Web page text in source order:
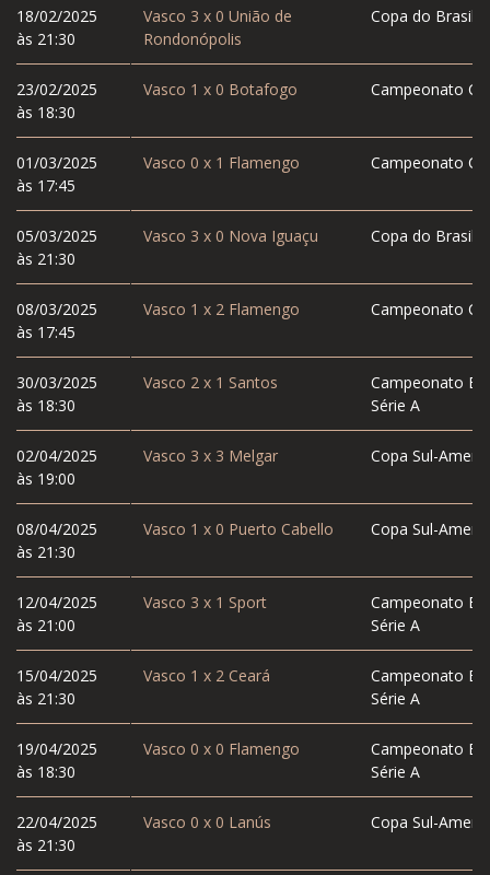
18/02/2025
às 21:30
23/02/2025
às 18:30
01/03/2025
às 17:45
05/03/2025
às 21:30
08/03/2025
às 17:45
30/03/2025
às 18:30
02/04/2025
às 19:00
08/04/2025
às 21:30
12/04/2025
às 21:00
15/04/2025
às 21:30
19/04/2025
às 18:30
22/04/2025
às 21:30
Vasco 3 x 0 União de
Rondonópolis
Copa do Brasil
Vasco 1 x 0 Botafogo Campeonato
Vasco 0 x 1 Flamengo Campeonato
Vasco 3 x 0 Nova Iguaçu Copa do Brasil
Vasco 1 x 2Flamengo Campeonato
Vasco 2 x 1 Santos
Campeonato
Série A
Vasco 3 x 3 Melgar Copa Sul-
Vasco 1 x 0 Puerto Cabello Copa Sul-
Vasco 3 x 1 Sport
Campeonato
Série A
Vasco 1 x 2Ceará
Campeonato
Série A
Vasco 0 x 0 Flamengo
Campeonato
Série A
Vasco 0 x 0 Lanús Copa Sul-